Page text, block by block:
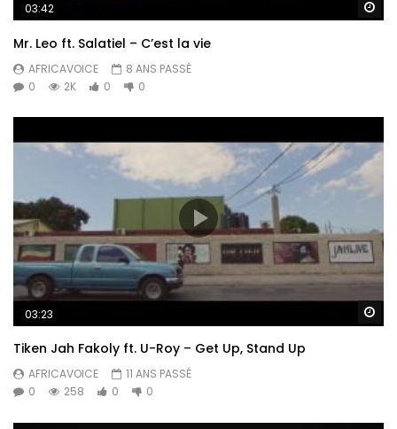
03:42
Mr. Leo ft. Salatiel – C’est la vie
AFRICAVOICE
8 ANS PASSÉ
0
2K 0 0
03:23
Tiken Jah Fakoly ft. U-Roy – Get Up, Stand Up
AFRICAVOICE
11 ANS PASSÉ
0
258 0 0